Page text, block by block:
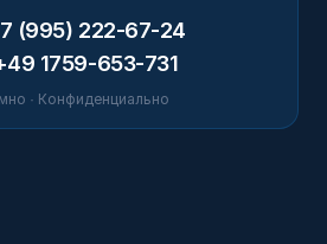
(995) 222-67-24
1759-653-731
· Конфиденциально